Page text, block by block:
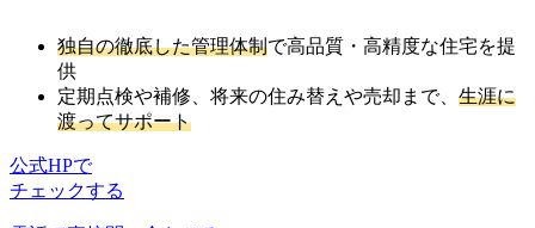
独自の徹底した管理体制で高品質・高精度な住宅を提
供
定期点検や補修、将来の住み替えや売却まで、 生涯に
渡ってサポート
公式HPで
チェックする